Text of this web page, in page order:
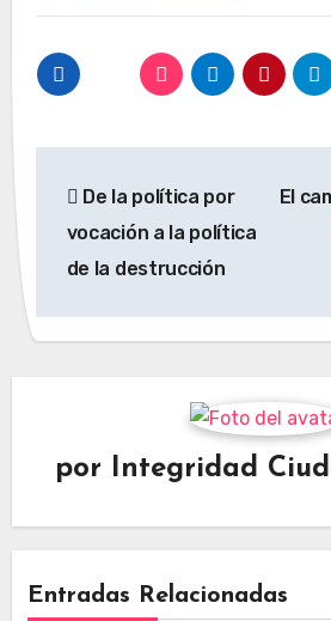
de
entradas
De la política por
vocación a la política
de la destrucción
El
por Integridad
Entradas Relacionadas